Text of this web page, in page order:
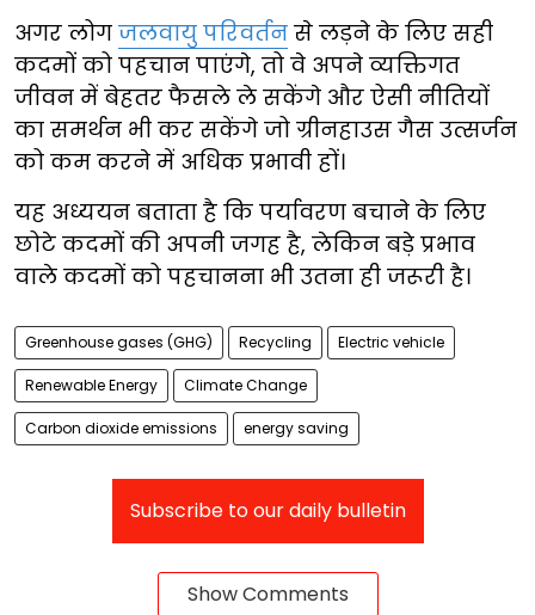
अगर लोग जलवायु परिवर्तन से लड़ने के लिए सही
कदमों को पहचान पाएंगे, तो वे अपने व्यक्तिगत
जीवन में बेहतर फैसले ले सकेंगे और ऐसी नीतियों
का समर्थन भी कर सकेंगे जो ग्रीनहाउस गैस उत्सर्जन
को कम करने में अधिक प्रभावी हों।
यह अध्ययन बताता है कि पर्यावरण बचाने के लिए
छोटे कदमों की अपनी जगह है, लेकिन बड़े प्रभाव
वाले कदमों को पहचानना भी उतना ही जरूरी है।
Greenhouse gases (GHG) Recycling Electric vehicle
Renewable Energy Climate Change
Carbon dioxide emissions energy saving
Subscribe to our daily bulletin
Show Comments